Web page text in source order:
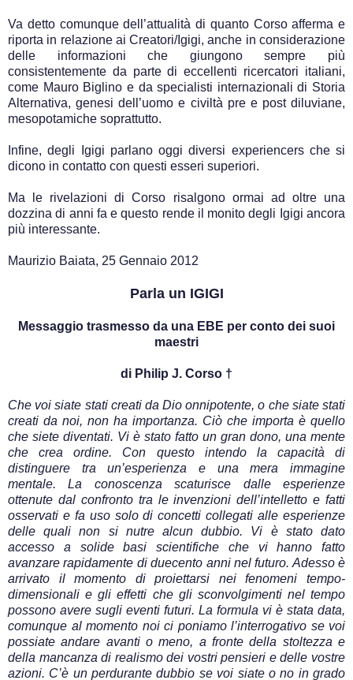
Va detto comunque dell’attualità di quanto Corso afferma e
riporta in relazione ai Creatori/Igigi, anche in considerazione
delle informazioni che giungono sempre più
consistentemente da parte di eccellenti ricercatori italiani,
come Mauro Biglino e da specialisti internazionali di Storia
Alternativa, genesi dell’uomo e civiltà pre e post diluviane,
mesopotamiche soprattutto.
Infine, degli Igigi parlano oggi diversi experiencers che si
dicono in contatto con questi esseri superiori.
Ma le rivelazioni di Corso risalgono ormai ad oltre una
dozzina di anni fa e questo rende il monito degli Igigi ancora
più interessante.
Maurizio Baiata, 25 Gennaio 2012
Parla un IGIGI
Messaggio trasmesso da una EBE per conto dei suoi
maestri
di Philip J. Corso †
Che voi siate stati creati da Dio onnipotente, o che siate stati
creati da noi, non ha importanza. Ciò che importa è quello
che siete diventati. Vi è stato fatto un gran dono, una mente
che crea ordine. Con questo intendo la capacità di
distinguere tra un’esperienza e una mera immagine
mentale. La conoscenza scaturisce dalle esperienze
ottenute dal confronto tra le invenzioni dell’intelletto e fatti
osservati e fa uso solo di concetti collegati alle esperienze
delle quali non si nutre alcun dubbio. Vi è stato dato
accesso a solide basi scientifiche che vi hanno fatto
avanzare rapidamente di duecento anni nel futuro. Adesso è
arrivato il momento di proiettarsi nei fenomeni tempo-
dimensionali e gli effetti che gli sconvolgimenti nel tempo
possono avere sugli eventi futuri. La formula vi è stata data,
comunque al momento noi ci poniamo l’interrogativo se voi
possiate andare avanti o meno, a fronte della stoltezza e
della mancanza di realismo dei vostri pensieri e delle vostre
azioni. C’è un perdurante dubbio se voi siate o no in grado